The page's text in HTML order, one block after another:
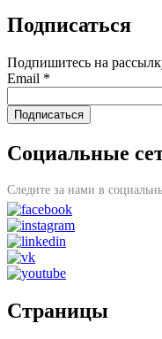
Подписаться
Подпишитесь на
Email *
Социальные
Следите за нами в
Страницы